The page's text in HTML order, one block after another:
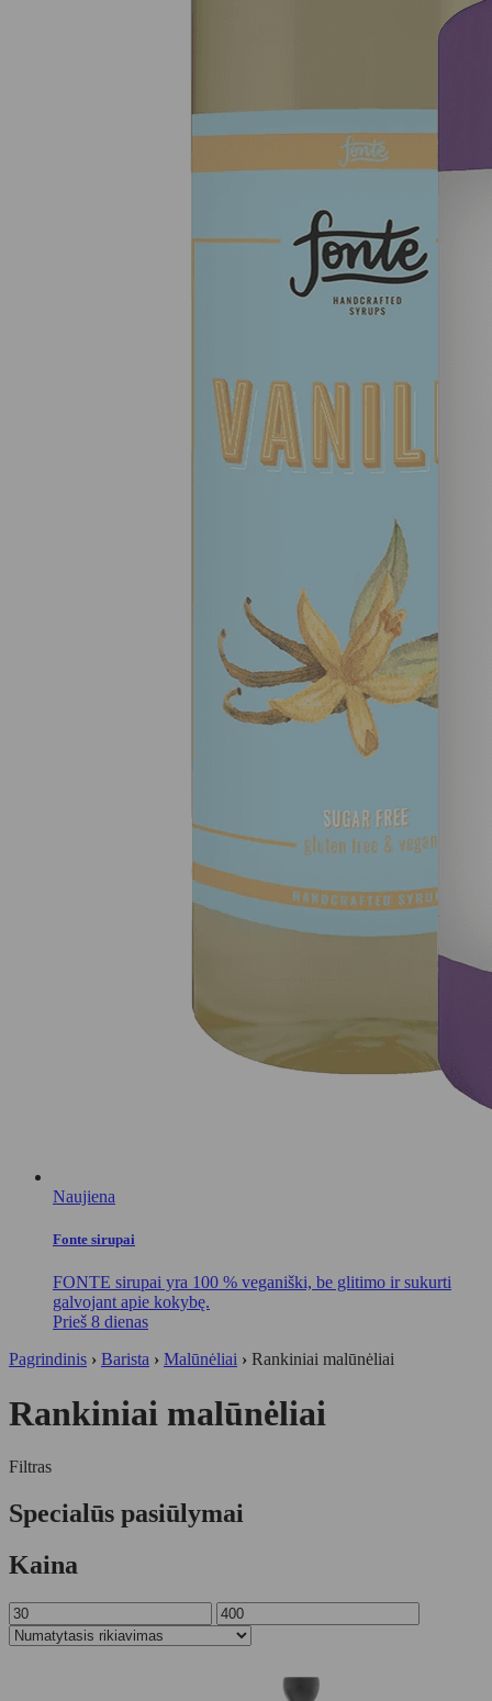
Naujiena
Fonte sirupai
FONTE sirupai yra 100 % veganiški, be glitimo ir sukurti
galvojant apie kokybę.
Prieš 8 dienas
Pagrindinis › Barista › Malūnėliai › Rankiniai malūnėliai
Rankiniai malūnėliai
Filtras
Specialūs pasiūlymai
Kaina